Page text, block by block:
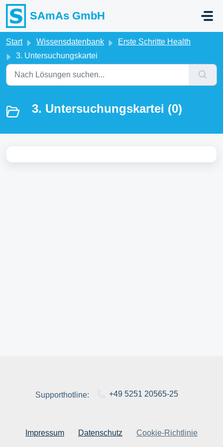
Zum hauptsächlichen Inhalt gehen
SAmAs GmbH
Start Wissensdatenbank
Erste Schritte Health
3. Untersuchungskartei
3. Untersuchungskartei (0)
Supporthotline: +49 5251 20565-25
Impressum Datenschutz Cookie-Richtlinie